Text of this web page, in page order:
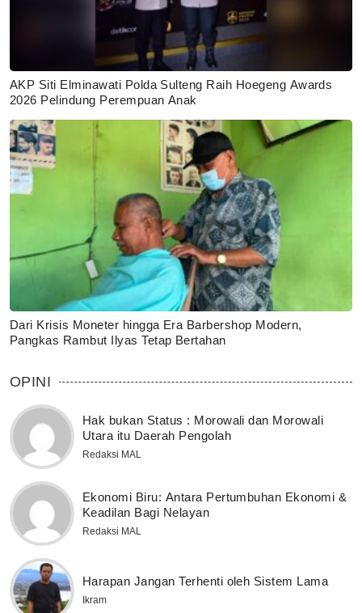
AKP Siti Elminawati Polda Sulteng Raih Hoegeng Awards
2026 Pelindung Perempuan Anak
Dari Krisis Moneter hingga Era Barbershop Modern,
Pangkas Rambut Ilyas Tetap Bertahan
OPINI
Hak bukan Status : Morowali dan Morowali
Utara itu Daerah Pengolah
Redaksi MAL
Ekonomi Biru: Antara Pertumbuhan Ekonomi &
Keadilan Bagi Nelayan
Redaksi MAL
Harapan Jangan Terhenti oleh Sistem Lama
Ikram